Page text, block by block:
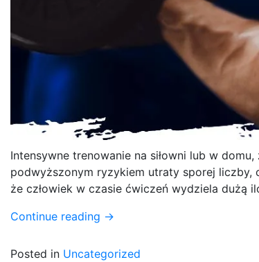
Intensywne trenowanie na siłowni lub w
podwyższonym ryzykiem utraty sporej liczby,
że człowiek w czasie ćwiczeń wydziela dużą
Continue reading →
Posted in Uncategorized